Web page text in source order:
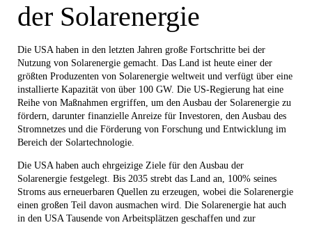
der Solarenergie
Die USA haben in den letzten Jahren große Fortschritte bei der
Nutzung von Solarenergie gemacht. Das Land ist heute einer der
größten Produzenten von Solarenergie weltweit und verfügt über eine
installierte Kapazität von über 100 GW. Die US-Regierung hat eine
Reihe von Maßnahmen ergriffen, um den Ausbau der Solarenergie zu
fördern, darunter finanzielle Anreize für Investoren, den Ausbau des
Stromnetzes und die Förderung von Forschung und Entwicklung im
Bereich der Solartechnologie.
Die USA haben auch ehrgeizige Ziele für den Ausbau der
Solarenergie festgelegt. Bis 2035 strebt das Land an, 100% seines
Stroms aus erneuerbaren Quellen zu erzeugen, wobei die Solarenergie
einen großen Teil davon ausmachen wird. Die Solarenergie hat auch
in den USA Tausende von Arbeitsplätzen geschaffen und zur